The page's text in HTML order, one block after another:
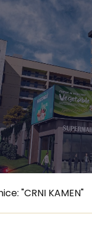
"CRNI KAMEN"